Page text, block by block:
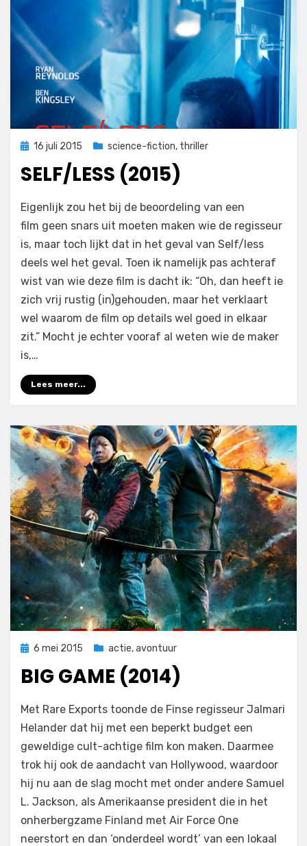
Geplaatst
16 juli 2015 science-fiction, thriller
SELF/LESS (2015)
doorFilmofiel.nl
Laat een reactie achter op
(2015)
Eigenlijk zou het bij de beoordeling van een
film geen snars uit moeten maken wie de regisseur
is, maar toch lijkt dat in het geval van Self/less
deels wel het geval. Toen ik namelijk pas achteraf
wist van wie deze film is dacht ik: “Oh, dan heeft ie
zich vrij rustig (in)gehouden, maar het verklaart
wel waarom de film op details wel goed in elkaar
zit.” Mocht je echter vooraf al weten wie de maker
is,…
Lees meer...
Geplaatst
6 mei 2015 actie,avontuur
BIG GAME (2014)
door Filmofiel.nl
Laat een reactie achterop
Game
(2014)
Met Rare Exports toonde de Finse regisseur Jalmari
Helander dat hij met een beperkt budget een
geweldige cult-achtige film kon maken. Daarmee
trok hij ook de aandacht van Hollywood, waardoor
hij nu aan de slag mocht met onder andere Samuel
L. Jackson, als Amerikaanse president die in het
onherbergzame Finland met Air Force One
neerstort en dan ‘onderdeel wordt’ van een lokaal